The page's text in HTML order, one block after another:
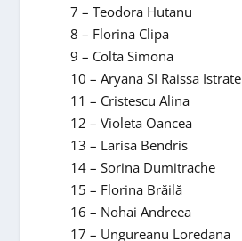
7 – Teodora Hutanu
8 – Florina Clipa
9 – Colta Simona
10 – Aryana SI Raissa Istrate
11 – Cristescu Alina
12 – Violeta Oancea
13 – Larisa Bendris
14 – Sorina Dumitrache
15 – Florina Brăilă
16 – Nohai Andreea
17 – Ungureanu Loredana